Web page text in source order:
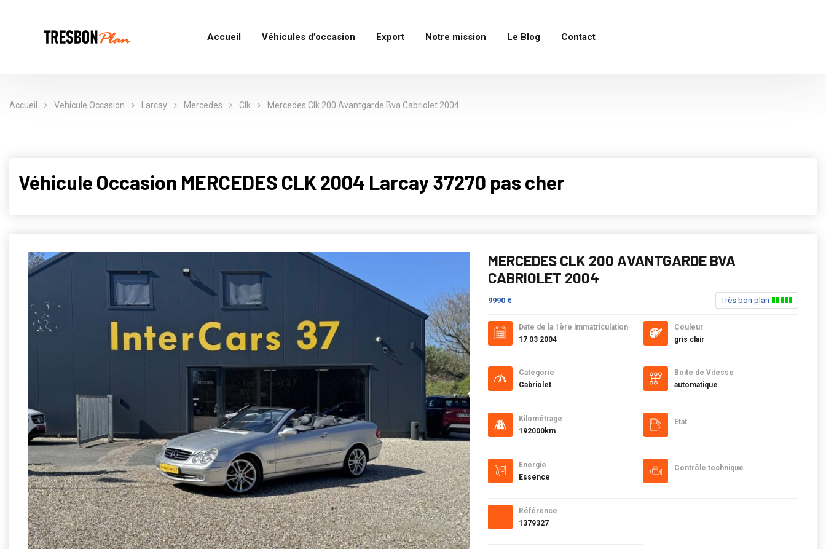
Accueil Véhicules d’occasion Export Notre mission Le Blog Contact
Accueil Vehicule Occasion Larcay Mercedes Clk Mercedes Clk 200 Avantgarde Bva Cabriolet 2004
Véhicule Occasion MERCEDES CLK 2004 Larcay 37270 pas cher
MERCEDES CLK 200 AVANTGARDE BVA
CABRIOLET 2004
9990 € Très bon plan
Date de la 1ère immatriculation
17 03 2004
Catégorie
Cabriolet
Kilométrage
192000km
Energie
Essence
Référence
1379327
Couleur
gris clair
Boite de Vitesse
automatique
Etat
Contrôle technique